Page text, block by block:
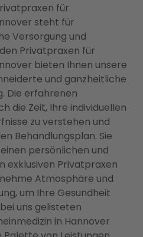
für
steht für
Versorgung und
Privatpraxen für
bieten Ihnen unsere
und ganzheitliche
Die erfahrenen
die Zeit, Ihre individuellen
zu verstehen und
Behandlungsplan. Sie
persönlichen und
exklusiven Privatpraxen
Atmosphäre und
um Ihre Gesundheit
uns gelisteten
in Hannover